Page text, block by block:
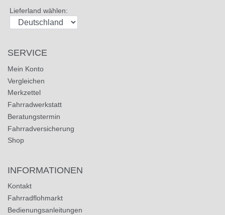
Lieferland wählen:
SERVICE
Mein Konto
Vergleichen
Merkzettel
Fahrradwerkstatt
Beratungstermin
Fahrradversicherung
Shop
INFORMATIONEN
Kontakt
Fahrradflohmarkt
Bedienungsanleitungen